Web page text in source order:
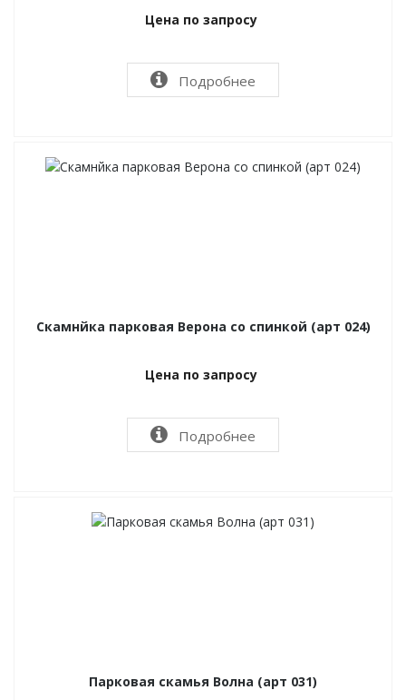
Цена по запросу
Подробнее
Скамнйка парковая Верона со спинкой (арт 024)
Цена по запросу
Подробнее
Парковая скамья Волна (арт 031)